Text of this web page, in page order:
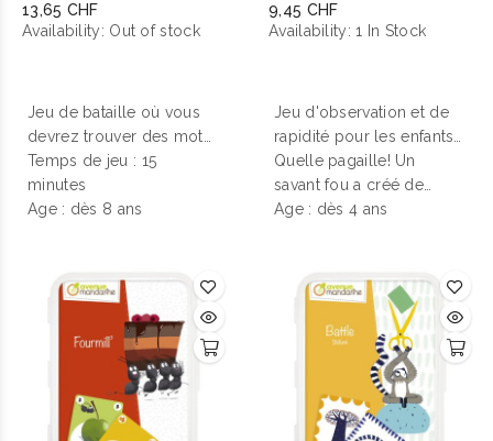
13,65 CHF
Availability: Out of stock
Jeu de bataille où vous
devrez trouver des mots
avec les lettres qui
seront retournées. Un
de cartes de rapidité et
important.
Temps de jeu : 15
minutes
Age : dès 8 ans
9,45 CHF
Availability:1 In Stock
Jeu d'observation et de
rapidité pour les enfants
de 4 à 12 ans.
Quelle pagaille! Un
savant fou a créé de
drôles de chimères avec
le plus rapide à
reconstituer de vrais
animaux. Un jeu de
société amusant dans
lequel le rythme est
soutenu et avec des
animaux sans queue ni
Age : dès 4 ans